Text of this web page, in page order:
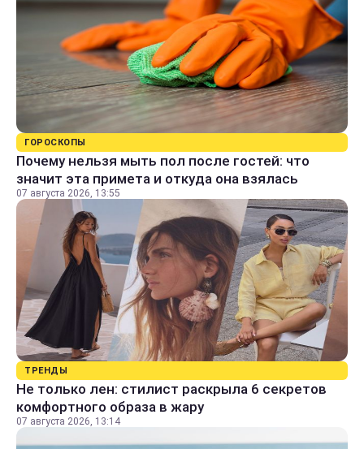
ГОРОСКОПЫ
Почему нельзя мыть пол после гостей: что
значит эта примета и откуда она взялась
07 августа 2026, 13:55
ТРЕНДЫ
Не только лен: стилист раскрыла 6 секретов
комфортного образа в жару
07 августа 2026, 13:14